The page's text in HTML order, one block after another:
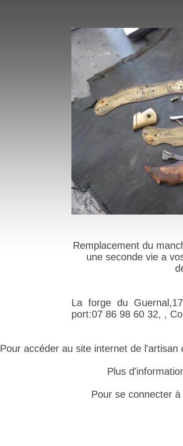
Remplacement du
une seconde vie a
La forge du
port:07 86 98 60 32, ,
Pour accéder au site internet de l'artisan
Plus
Pour se connecter